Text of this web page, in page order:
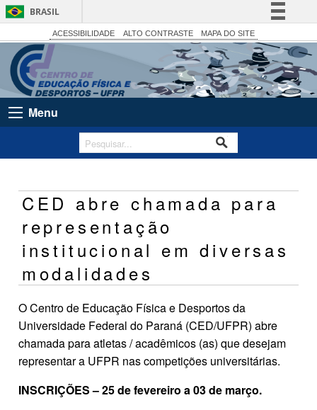
BRASIL
Simplifique!
Comunica BR
Participe
Acesso à informação
Canais
ACESSIBILIDADE ALTO CONTRASTE MAPA DO SITE
Menu
CED abre chamada para
representação
institucional em diversas
modalidades
O Centro de Educação Física e Desportos da
Universidade Federal do Paraná (CED/UFPR) abre
chamada para atletas / acadêmicos (as) que desejam
representar a UFPR nas competições universitárias.
INSCRIÇÕES – 25 de fevereiro a 03 de março.